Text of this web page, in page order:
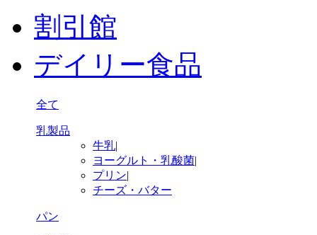
割引館
デイリー食品
全て
乳製品
牛乳|
ヨーグルト・乳酸菌|
プリン|
チーズ・バター
パン